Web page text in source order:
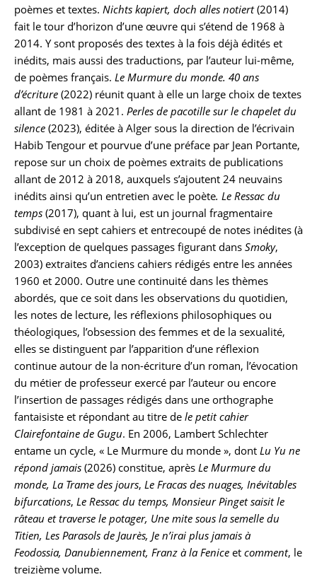
poèmes et textes. Nichts kapiert, doch alles notiert(2014)
fait le tour d’horizon d’une œuvre qui s’étend de 1968 à
2014. Y sont proposés des textes à la fois déjà édités et
inédits, mais aussi des traductions, par l’auteur lui-même,
de poèmes français. Le Murmure du monde. 40 ans
d’écriture (2022) réunit quant à elle un large choix de textes
allant de 1981 à 2021. Perles de pacotille sur le chapelet du
silence (2023), éditée à Alger sous la direction de l’écrivain
Habib Tengour et pourvue d’une préface par Jean Portante,
repose sur un choix de poèmes extraits de publications
allant de 2012 à 2018, auxquels s’ajoutent 24 neuvains
inédits ainsi qu’un entretien avec le poète. Le Ressac du
temps (2017), quant à lui, est un journal fragmentaire
subdivisé en sept cahiers et entrecoupé de notes inédites (à
l’exception de quelques passages figurant dans Smoky,
2003) extraites d’anciens cahiers rédigés entre les années
1960 et 2000. Outre une continuité dans les thèmes
abordés, que ce soit dans les observations du quotidien,
les notes de lecture, les réflexions philosophiques ou
théologiques, l’obsession des femmes et de la sexualité,
elles se distinguent par l’apparition d’une réflexion
continue autour de la non-écriture d’un roman, l’évocation
du métier de professeur exercé par l’auteur ou encore
l’insertion de passages rédigés dans une orthographe
fantaisiste et répondant au titre de le petit cahier
Clairefontaine de Gugu. En 2006, Lambert Schlechter
entame un cycle, « Le Murmure du monde », dont Lu Yu ne
répond jamais (2026) constitue, après Le Murmure du
monde, La Trame des jours, Le Fracas des nuages, Inévitables
bifurcations, Le Ressac du temps, Monsieur Pinget saisit le
râteau et traverse le potager, Une mite sous la semelle du
Titien, Les Parasols de Jaurès, Je n’irai plus jamais à
Feodossia, Danubiennement, Franz à la Fenice et comment, le
treizième volume.